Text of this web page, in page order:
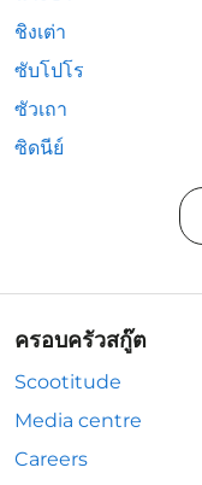
ชิงเต่า
ซับโปโร
ซัวเถา
ซิดนีย์
ครอบครัวสกู๊ต
Scootitude
Media centre
Careers